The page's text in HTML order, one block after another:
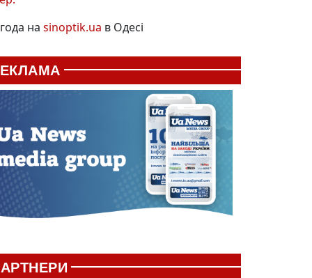
на sinoptik.ua в Одесі